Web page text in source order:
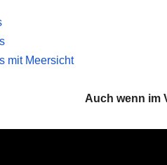
Auch wenn im